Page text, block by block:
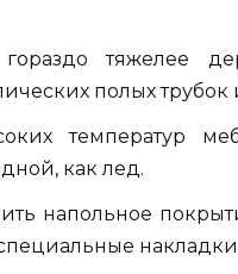
тяжелее
полых
температур
как лед.
напольное